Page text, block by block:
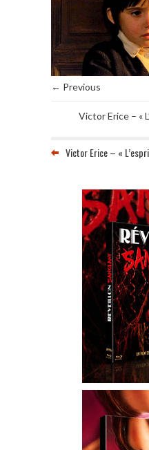
← Previous
Victor Erice – «
Victor Erice – «